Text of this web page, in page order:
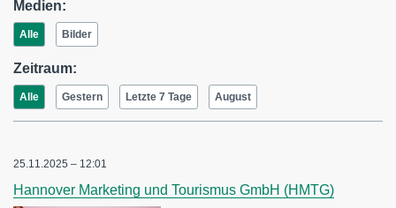
Medien:
Alle Bilder
Zeitraum:
Alle Gestern Letzte 7 Tage August
25.11.2025 – 12:01
Hannover Marketing und Tourismus GmbH (HMTG)